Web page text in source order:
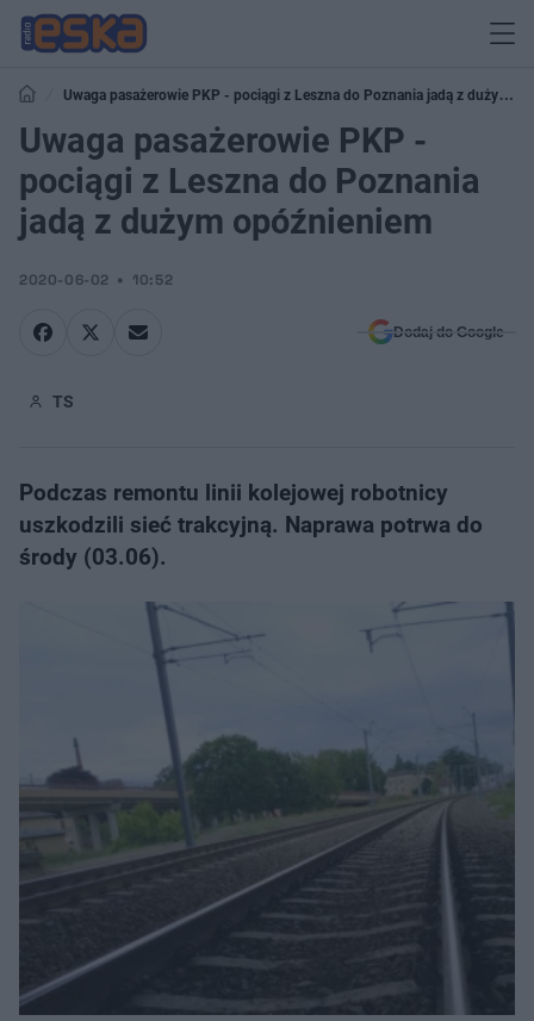
Uwaga pasażerowie PKP - pociągi z Leszna do Poznania jadą z dużym
opóźnieniem
Uwaga pasażerowie PKP -
pociągi z Leszna do Poznania
jadą z dużym opóźnieniem
2020-06-02 10:52
Dodaj do Google
TS
Podczas remontu linii kolejowej robotnicy
uszkodzili sieć trakcyjną. Naprawa potrwa do
środy (03.06).